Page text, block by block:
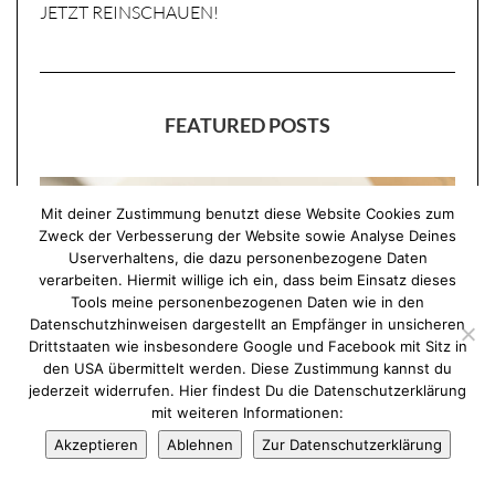
JETZT REINSCHAUEN!
FEATURED POSTS
Mit deiner Zustimmung benutzt diese Website Cookies zum
Zweck der Verbesserung der Website sowie Analyse Deines
Userverhaltens, die dazu personenbezogene Daten
verarbeiten. Hiermit willige ich ein, dass beim Einsatz dieses
Tools meine personenbezogenen Daten wie in den
Datenschutzhinweisen dargestellt an Empfänger in unsicheren
Drittstaaten wie insbesondere Google und Facebook mit Sitz in
den USA übermittelt werden. Diese Zustimmung kannst du
jederzeit widerrufen. Hier findest Du die Datenschutzerklärung
mit weiteren Informationen:
Akzeptieren
Ablehnen Zur Datenschutzerklärung